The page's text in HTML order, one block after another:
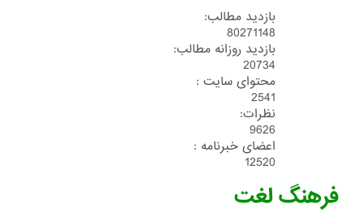
بازدید مطالب:
80271148
بازدید روزانه مطالب:
20734
محتوای سایت :
2541
نظرات:
9626
اعضای خبرنامه :
12520
فرهنگ لغت